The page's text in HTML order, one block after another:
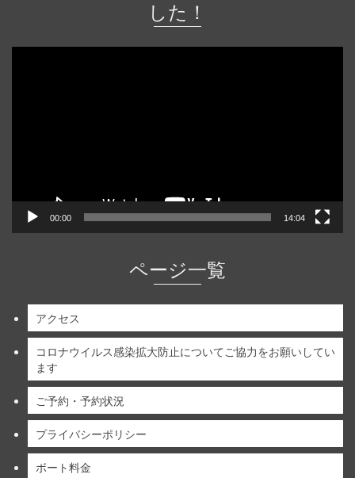
した！
00:00 14:04
ページ一覧
アクセス
コロナウイルス感染拡大防止についてご協力をお願いしてい
ます
ご予約・予約状況
プライバシーポリシー
ボート料金